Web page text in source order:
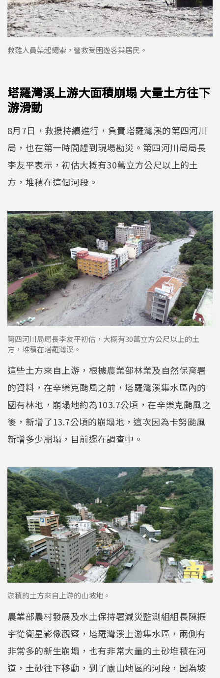
救難人員架起繩索，營救受困遊客與居民。
塔羅灣溪上游大面積崩塌 大量土方往下
游滑動
8月7日，救援持續進行，負責塔羅灣溪的第四河川
局，也在第一時間趕到現場勘災。第四河川局局長
李友平表示，初估大概有30萬立方公尺以上的土
方，堆積在這個河段。
第四河川局局長李友平初估，大概有30萬立方公尺以上的土
方，堆積在塔羅灣溪。
這些土方來自上游，根據農業部林業及自然保育署
的資料，在辛樂克颱風之前，塔羅灣溪集水區內的
國有林地，崩塌地約為103.7公頃，在辛樂克颱風之
後，新增了13.7公頃的崩塌地，這次因為卡努颱風
新增多少崩塌，目前還在調查中。
淤積的土方來自上游的山坡地。
農業部農村發展及水土保持署減災監測組組長陳振
宇從衛星影像觀察，塔羅灣溪上游集水區，兩側有
非常多的新生崩塌，也有非常大量的土砂堆積在河
道，土砂往下移動，到了廬山地區的河段，因為坡